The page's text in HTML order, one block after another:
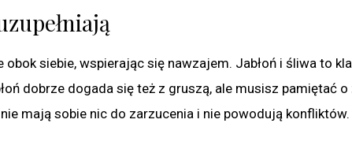
siebie, wspierając się nawzajem. Jabłoń i śliwa to
dobrze dogada się też z gruszą, ale musisz pamiętać
mają sobie nic do zarzucenia i nie powodują konfliktów.